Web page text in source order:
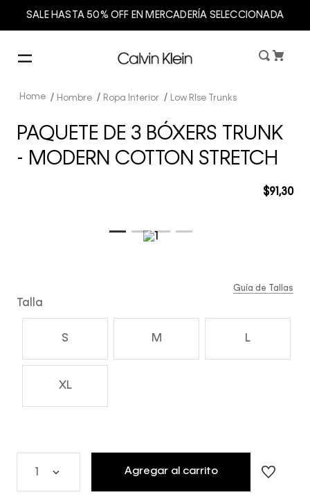
SALE HASTA 50% OFF EN MERCADERÍA SELECCIONADA
Hombre Ropa Interior Low RIse Trunks
PAQUETE DE 3 BÓXERS TRUNK
- MODERN COTTON STRETCH
$91 ,30
Talla
S M L
XL
Guía de Tallas
Agregar al carrito